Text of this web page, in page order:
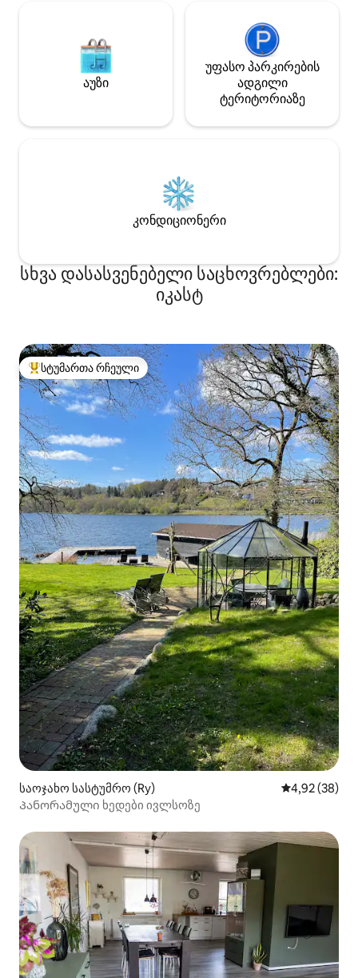
აუზი
უფასო პარკირების
ადგილი
ტერიტორიაზე
კონდიციონერი
სხვა დასასვენებელი საცხოვრებლები:
იკასტ
სტუმართა რჩეული მოწინავე ვარიანტი
სტუმართა რჩეული
საოჯახო სასტუმრო (Ry) საშუალო
4,92 (38)
Პანორამული ხედები ივლსოზე